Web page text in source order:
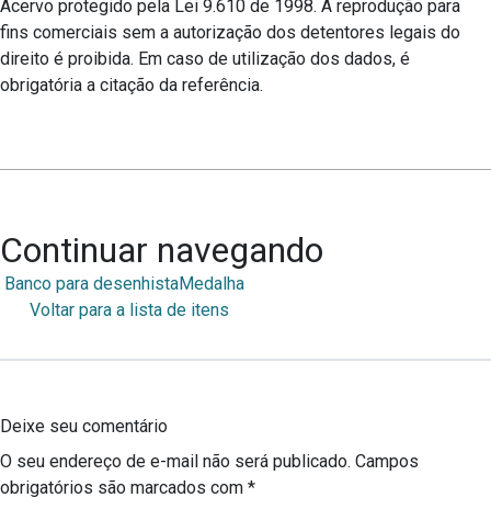
Acervo protegido pela Lei 9.610 de 1998. A reprodução para
fins comerciais sem a autorização dos detentores legais do
direito é proibida. Em caso de utilização dos dados, é
obrigatória a citação da referência.
Continuar navegando
Banco para desenhistaMedalha
Voltar para a lista de itens
Deixe seu comentário
O seu endereço de e-mail não será publicado. Campos
obrigatórios são marcados com *